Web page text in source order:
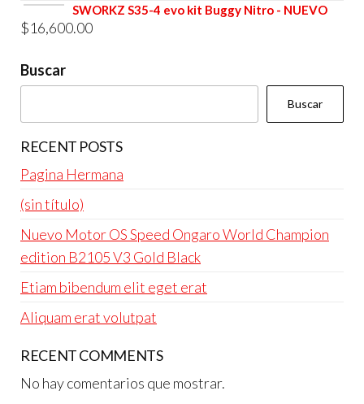
era:
$4,800.00.
es:
SWORKZ S35-4 evo kit Buggy Nitro - NUEVO
$16,600.00
Buscar
Buscar
RECENT POSTS
Pagina Hermana
(sin título)
Nuevo Motor OS Speed Ongaro World Champion
edition B2105 V3 Gold Black
Etiam bibendum elit eget erat
Aliquam erat volutpat
RECENT COMMENTS
No hay comentarios que mostrar.